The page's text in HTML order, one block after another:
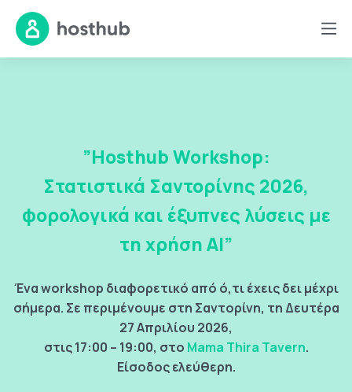
”Hosthub Workshop:
Στατιστικά Σαντορίνης 2026,
φορολογικά και έξυπνες λύσεις με
τη χρήση AI”
Ένα workshop διαφορετικό από ό,τι έχεις δει μέχρι
σήμερα. Σε περιμένουμε στη Σαντορίνη, τη Δευτέρα
27 Απριλίου 2026,
στις 17:00 – 19:00, στο Mama Thira Tavern.
Είσοδος ελεύθερη.